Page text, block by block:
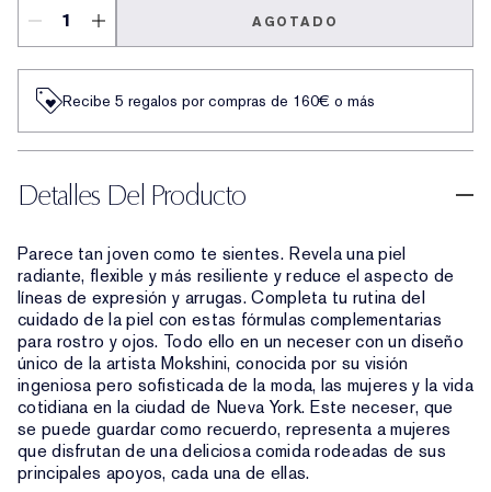
AGOTADO
Recibe 5 regalos por compras de 160€ o más
Detalles Del Producto
Parece tan joven como te sientes. Revela una piel
radiante, flexible y más resiliente y reduce el aspecto de
líneas de expresión y arrugas. Completa tu rutina del
cuidado de la piel con estas fórmulas complementarias
para rostro y ojos. Todo ello en un neceser con un diseño
único de la artista Mokshini, conocida por su visión
ingeniosa pero sofisticada de la moda, las mujeres y la vida
cotidiana en la ciudad de Nueva York. Este neceser, que
se puede guardar como recuerdo, representa a mujeres
que disfrutan de una deliciosa comida rodeadas de sus
principales apoyos, cada una de ellas.